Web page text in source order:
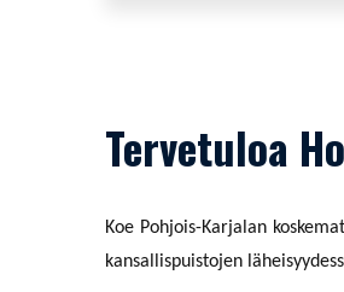
Tervetuloa
Koe Pohjois-Karjalan
kansallispuistojen